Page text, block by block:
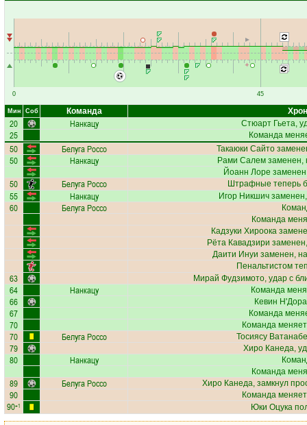
0 45
Мин Соб Команда
20 Нанкацу Стюарт Гьета,
25 Команда
50 Белуга Россо Такаюки Сайто
50 Нанкацу Рами Салем заменен,
Йоанн Лоре
50 Белуга Россо Штрафные теперь
55 Нанкацу Игор Никшич
60 Белуга Россо
Команда
Кадзуки Хироока
Рёта Кавадзири
Даити Инуи заменен,
Пенальтистом
63 Мирай Фудзимото, удар с
64 Нанкацу Команда
66 Кевин
67 Команда
70 Команда
70 Белуга Россо Тосиясу Ватанабе
79 Хиро Канеда,
80 Нанкацу
Команда
89 Белуга Россо Хиро Канеда, замкнул
90 Команда
90+1 Юки Оцука